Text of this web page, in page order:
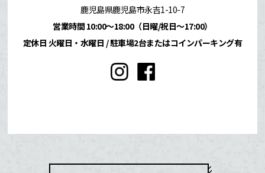
鹿児島県鹿児島市永吉1-10-7
営業時間 10:00〜18:00（日曜/祝日〜17:00）
定休日 火曜日・水曜日 /駐車場2台またはコインパーキング有